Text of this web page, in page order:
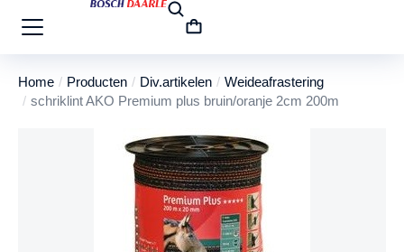
Je bent hier:
Home Producten Div.artikelen
Weideafrastering
schriklint AKO Premium plus bruin/oranje 2cm 200m